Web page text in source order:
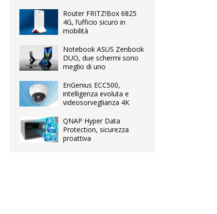
Router FRITZ!Box 6825
4G, l’ufficio sicuro in
mobilità
Notebook ASUS Zenbook
DUO, due schermi sono
meglio di uno
EnGenius ECC500,
intelligenza evoluta e
videosorveglianza 4K
QNAP Hyper Data
Protection, sicurezza
proattiva